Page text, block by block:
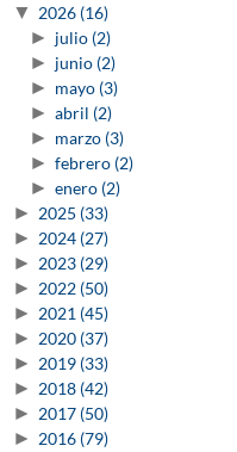
▼ 2026 (16)
► julio (2)
► junio (2)
► mayo (3)
► abril (2)
► marzo (3)
► febrero (2)
► enero (2)
► 2025 (33)
► 2024 (27)
► 2023 (29)
► 2022 (50)
► 2021 (45)
► 2020 (37)
► 2019 (33)
► 2018 (42)
► 2017 (50)
► 2016 (79)